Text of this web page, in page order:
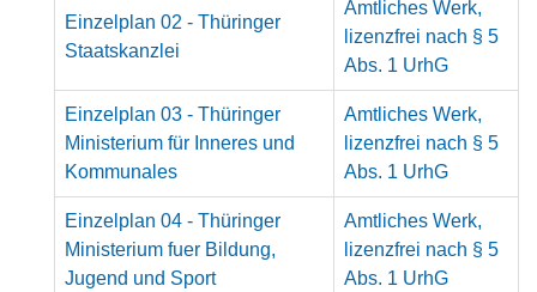
Einzelplan 02 - Thüringer
Staatskanzlei
Amtliches Werk,
lizenzfrei nach § 5
Abs. 1 UrhG
Einzelplan 03 - Thüringer
Ministerium für Inneres und
Kommunales
Amtliches Werk,
lizenzfrei nach § 5
Abs. 1 UrhG
Einzelplan 04 - Thüringer
Ministerium fuer Bildung,
Jugend und Sport
Amtliches Werk,
lizenzfrei nach § 5
Abs. 1 UrhG